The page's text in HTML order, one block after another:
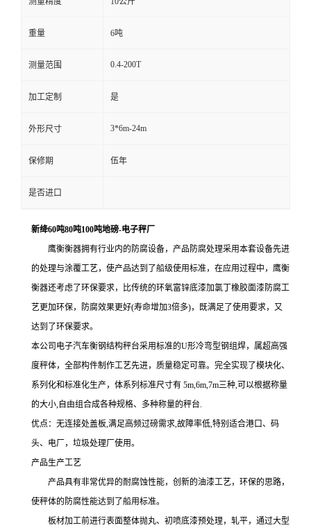
重量 6吨
测量范围 0.4-200T
加工定制 是
外形尺寸 3*6m-24m
保修期 伍年
是否进口
新绛60吨80吨100吨地磅-电子秤厂
鹰衡衡器拥有行业内的防腐设备，产品防腐处理采用本套设备先进
的处理与涂覆工艺，使产品达到了船级使用标准，在应用过程中，鹰衡
衡器还考虑了环保要求，比传统的环氧富锌底漆加氯丁橡胶面漆防腐工
艺更加环保，防腐效果更好(寿命增加3倍多)，既满足了使用要求，又
达到了环保要求。
本公司电子汽车衡钢结构秤台采用标准的U形冷弯型钢组焊，属超高强
度秤体，全部构件制作工艺先进，质量稳定可靠。完全实现了模块化、
系列化和标准化生产，体系列标准尺寸有 5m,6m,7m三种,可以根据称量
的大小,自由组合成各种规格、多种称量的秤台.
优点：无连接处盖板 ,满足高频过磅需求,故障率低,特别适合港口、码
头、电厂，垃圾处理厂使用。
产品生产工艺
产品具有非常优异的耐腐蚀性能，创新的油漆工艺，环保的思路，
使秤体的防腐性能达到了船用标准。
板材加工前进行表面整体抛丸、初喷底漆预处理，轧平，通过大型